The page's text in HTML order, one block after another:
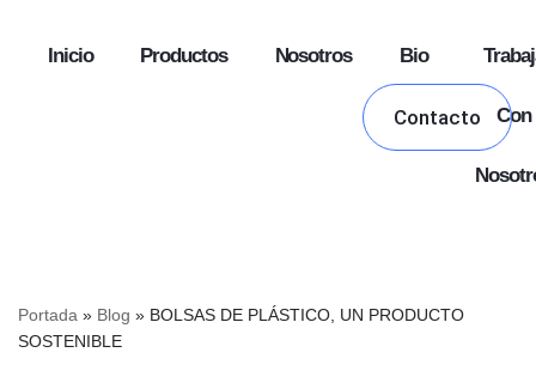
Inicio Productos Nosotros Bio
Con
Contacto
Portada » Blog » BOLSAS DE PLÁSTICO, UN PRODUCTO
SOSTENIBLE